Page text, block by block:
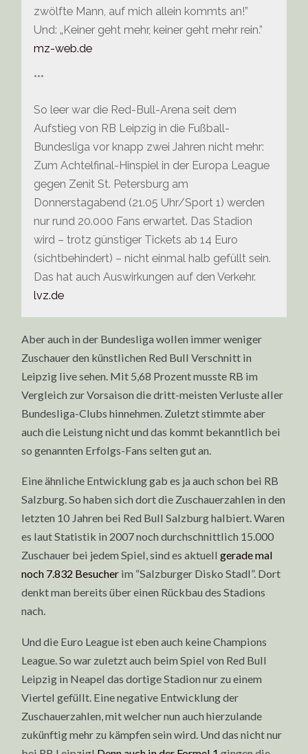
zwölfte Mann, auf mich allein kommts an!”
Und: „Keiner geht mehr, keiner geht mehr rein.”
mz-web.de
***
So leer war die Red-Bull-Arena seit dem
Aufstieg von RB Leipzig in die Fußball-
Bundesliga vor knapp zwei Jahren nicht mehr:
Zum Achtelfinal-Hinspiel in der Europa League
gegen Zenit St. Petersburg am
Donnerstagabend (21.05 Uhr/Sport 1) werden
nur rund 20.000 Fans erwartet. Das Stadion
wird – trotz günstiger Tickets ab 14 Euro
(sichtbehindert) – nicht einmal halb gefüllt sein.
Das hat auch Auswirkungen auf den Verkehr.
lvz.de
Aber auch in der Bundesliga wollen immer weniger
Zuschauer den künstlichen Red Bull Verschnitt in
Leipzig live sehen. Mit 5,68 Prozent musste RB im
Vergleich zur Vorsaison die dritt-meisten Verluste aller
Bundesliga-Clubs hinnehmen. Zuletzt stimmte aber
auch die Leistung nicht und das kommt bekanntlich bei
so genannten Erfolgs-Fans selten gut an.
Eine ähnliche Entwicklung gab es ja auch schon bei RB
Salzburg. So haben sich dort die Zuschauerzahlen in den
letzten 10 Jahren bei Red Bull Salzburg halbiert. Waren
es laut Statistik in 2007 noch durchschnittlich 15.000
Zuschauer bei jedem Spiel, sind es aktuellgerade mal
noch 7.832 Besucher im “Salzburger Disko Stadl”. Dort
denkt man bereits über einen Rückbau des Stadions
nach.
Und die Euro League ist eben auch keine Champions
League. So war zuletzt auch beim Spiel von Red Bull
Leipzig in Neapel das dortige Stadion nur zu einem
Viertel gefüllt. Eine negative Entwicklung der
Zuschauerzahlen, mit welcher nun auch hierzulande
zukünftig mehr zu kämpfen sein wird. Und das nicht nur